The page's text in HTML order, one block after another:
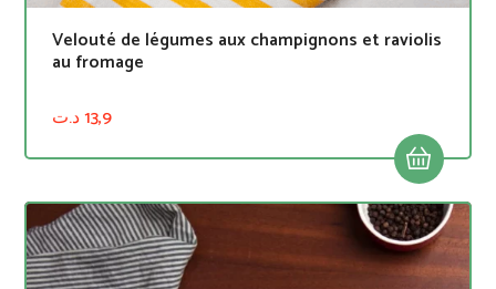
Velouté de légumes aux champignons et raviolis
au fromage
13,9د.ت